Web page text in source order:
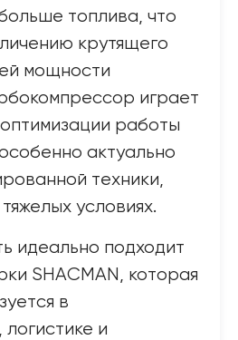
топлива, что
крутящего
мощности
играет
работы
актуально
техники,
условиях.
идеально подходит
SHACMAN, которая
в
и